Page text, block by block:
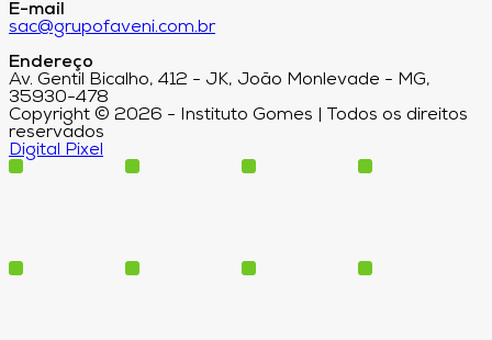
E-mail
sac@grupofaveni.com.br
Endereço
Av. Gentil Bicalho, 412 - JK, João Monlevade - MG,
35930-478
Copyright © 2026 - Instituto Gomes | Todos os direitos
reservados
Digital Pixel